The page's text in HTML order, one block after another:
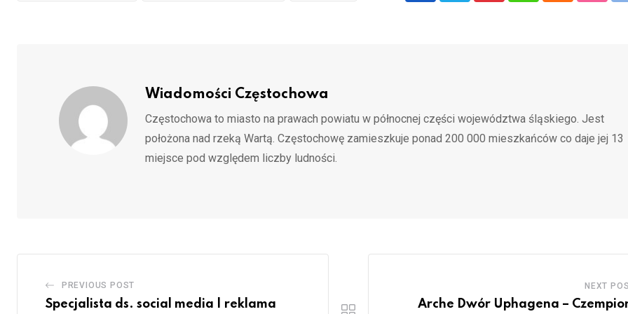
Wiadomości Częstochowa
Częstochowa to miasto na prawach powiatu w północnej części województwa śląskiego. Jest
położona nad rzeką Wartą. Częstochowę zamieszkuje ponad 200 000 mieszkańców co daje jej 13
miejsce pod względem liczby ludności.
PREVIOUS POST
Specjalista ds. social media | reklama
NEXT
Arche Dwór Uphagena –